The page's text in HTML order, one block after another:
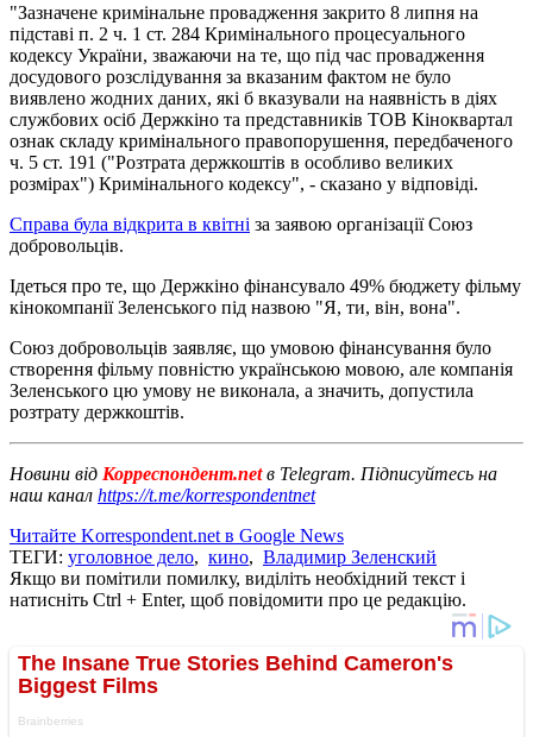
"Зазначене кримінальне провадження закрито 8 липня на
підставі п. 2 ч. 1 ст. 284 Кримінального процесуального
кодексу України, зважаючи на те, що під час провадження
досудового розслідування за вказаним фактом не було
виявлено жодних даних, які б вказували на наявність в діях
службових осіб Держкіно та представників ТОВ Кіноквартал
ознак складу кримінального правопорушення, передбаченого
ч. 5 ст. 191 ("Розтрата держкоштів в особливо великих
розмірах") Кримінального кодексу", - сказано у відповіді.
Справа була відкрита в квітні за заявою організації Союз
добровольців.
Ідеться про те, що Держкіно фінансувало 49% бюджету фільму
кінокомпанії Зеленського під назвою "Я, ти, він, вона".
Союз добровольців заявляє, що умовою фінансування було
створення фільму повністю українською мовою, але компанія
Зеленського цю умову не виконала, а значить, допустила
розтрату держкоштів.
Новини від Корреспондент.netв Telegram. Підписуйтесь на
наш канал https://t.me/korrespondentnet
Читайте Korrespondent.net в Google News
ТЕГИ: уголовное дело, кино, Владимир Зеленский
Якщо ви помітили помилку, виділіть необхідний текст і
натисніть Ctrl + Enter, щоб повідомити про це редакцію.